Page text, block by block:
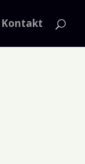
Kontakt